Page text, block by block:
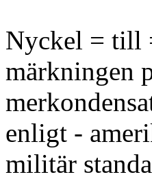
Nyckel = till
märkningen
enligt -
militär